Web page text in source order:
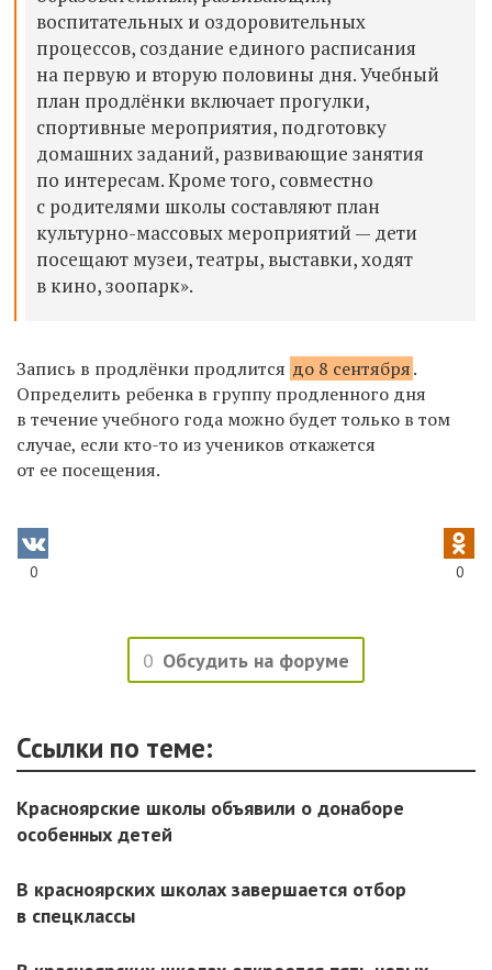
воспитательных и оздоровительных
процессов, создание единого расписания
на первую и вторую половины дня. Учебный
план продлёнки включает прогулки,
спортивные мероприятия, подготовку
домашних заданий, развивающие занятия
по интересам. Кроме того, совместно
с родителями школы составляют план
культурно-массовых мероприятий — дети
посещают музеи, театры, выставки, ходят
в кино, зоопарк».
Запись в продлёнки продлится до 8 сентября.
Определить ребенка в группу продленного дня
в течение учебного года можно будет только в том
случае, если кто-то из учеников откажется
от ее посещения.
0 0
0 Обсудить на форуме
Ссылки по теме:
Красноярские школы объявили о донаборе
особенных детей
В красноярских школах завершается отбор
в спецклассы